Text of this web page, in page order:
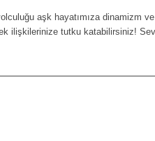
aşk hayatımıza dinamizm
ilişkilerinize tutku katabilirsiniz!